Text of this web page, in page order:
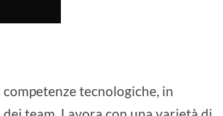
tecnologiche, in